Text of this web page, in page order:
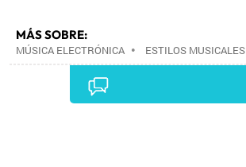
MÁS SOBRE:
MÚSICA ELECTRÓNICA • ESTILOS MUSICALES
•